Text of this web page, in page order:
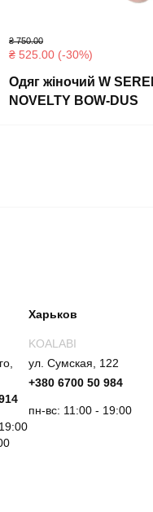
₴750.00
₴ 525.00 (-30%)
Одяг жіночий W
NOVELTY BOW-DUS
Харьков
KOALABI
ул. Сумская, 122
+380 6700 50 984
пн-вс: 11:00 - 19:00